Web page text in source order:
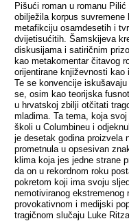
Pišući roman u romanu
obilježila korpus
metafikciju osamdesetih i
dvijetisućitih. Šamskijeva
diskusijama i satiričnim
kao metakomentar čitavog
orijentirane književnosti
Te se konvencije
se, osim kao teorijska
u hrvatskoj zbilji otčitati
mladima. Ta tema, koja
školi u Columbineu i
je desetak godina proizvela
prometnula u opsesivan
klima koja jes jedne strane
da on u rekordnom roku
pokretom koji ima svoju
nemotiviranog ekstremenog
provokativnom i medijski
tragičnom slučaju Luke